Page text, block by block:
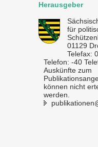
Herausgeber
für
01129
Telefax:
Telefon: -40
Auskünfte zum
können nicht
werden.